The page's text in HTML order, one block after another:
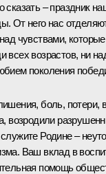
сказать – праздник
От него нас
чувствами,
всех возрастов, ни
поколения
боль, потери,
возродили
Родине –
Ваш вклад в
помощь